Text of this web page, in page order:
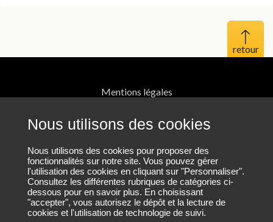
Nous utilisons des cookies
Nous utilisons des cookies pour proposer des
fonctionnalités sur notre site. Vous pouvez gérer
l'utilisation des cookies en cliquant sur "Personnaliser".
Consultez les différentes rubriques de catégories ci-
dessous pour en savoir plus. En choisissant
"accepter", vous autorisez le dépôt et la lecture de
cookies et l'utilisation de technologie de suivi.
Haut
Mentions légales
Plan du site
Nos coordonnées
Nous contacter